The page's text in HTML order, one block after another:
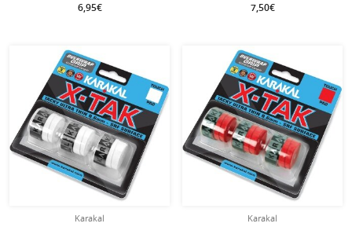
6,95€ 7,50€
Karakal
Karakal